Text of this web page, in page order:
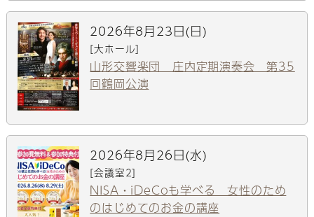
2026年8月23日(日)
[大ホール]
山形交響楽団 庄内定期演奏会 第35
回鶴岡公演
2026年8月26日(水)
[会議室2]
NISA・iDeCoも学べる 女性のため
のはじめてのお金の講座